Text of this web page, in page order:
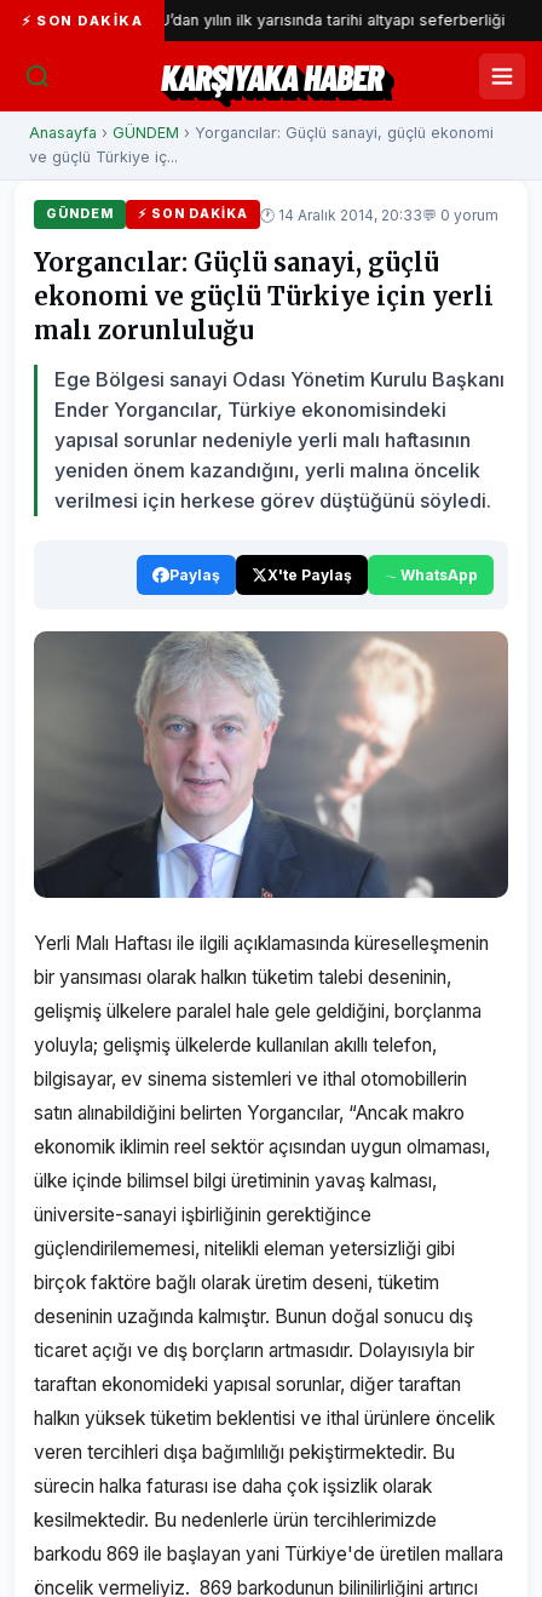
⚡ SON DAKIKA
İZSU’dan yılın ilk yarısında tarihi altyapı seferberliği
KARŞIYAKA HABER
Anasayfa › GÜNDEM › Yorgancılar: Güçlü sanayi, güçlü ekonomi
ve güçlü Türkiye iç...
GÜNDEM ⚡ SON DAKIKA 🕐 14 Aralık 2014, 20:33💬 0 yorum
Yorgancılar: Güçlü sanayi, güçlü
ekonomi ve güçlü Türkiye için yerli
malı zorunluluğu
Ege Bölgesi sanayi Odası Yönetim Kurulu Başkanı
Ender Yorgancılar, Türkiye ekonomisindeki
yapısal sorunlar nedeniyle yerli malı haftasının
yeniden önem kazandığını, yerli malına öncelik
verilmesi için herkese görev düştüğünü söyledi.
Paylaş X'te Paylaş WhatsApp
Yerli Malı Haftası ile ilgili açıklamasında küreselleşmenin
bir yansıması olarak halkın tüketim talebi deseninin,
gelişmiş ülkelere paralel hale gele geldiğini, borçlanma
yoluyla; gelişmiş ülkelerde kullanılan akıllı telefon,
bilgisayar, ev sinema sistemleri ve ithal otomobillerin
satın alınabildiğini belirten Yorgancılar, “Ancak makro
ekonomik iklimin reel sektör açısından uygun olmaması,
ülke içinde bilimsel bilgi üretiminin yavaş kalması,
üniversite-sanayi işbirliğinin gerektiğince
güçlendirilememesi, nitelikli eleman yetersizliği gibi
birçok faktöre bağlı olarak üretim deseni, tüketim
deseninin uzağında kalmıştır. Bunun doğal sonucu dış
ticaret açığı ve dış borçların artmasıdır. Dolayısıyla bir
taraftan ekonomideki yapısal sorunlar, diğer taraftan
halkın yüksek tüketim beklentisi ve ithal ürünlere öncelik
veren tercihleri dışa bağımlılığı pekiştirmektedir. Bu
sürecin halka faturası ise daha çok işsizlik olarak
kesilmektedir. Bu nedenlerle ürün tercihlerimizde
barkodu 869 ile başlayan yani Türkiye'de üretilen mallara
öncelik vermeliyiz. 869 barkodunun bilinilirliğini artırıcı